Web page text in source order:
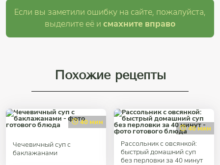
Если вы заметили ошибку на сайте, пожалуйста,
выделите её и смахните вправо
Похожие рецепты
40 мин
Чечевичный суп с
баклажанами
40 мин
Рассольник с овсянкой:
быстрый домашний суп
без перловки за 40 минут